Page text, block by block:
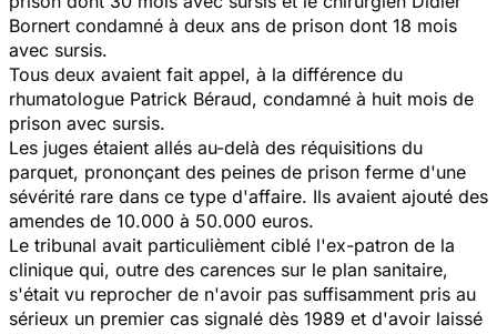
Bornert condamné à deux ans de prison dont 18 mois
avec sursis.
Tous deux avaient fait appel, à la différence du
rhumatologue Patrick Béraud, condamné à huit mois de
prison avec sursis.
Les juges étaient allés au-delà des réquisitions du
parquet, prononçant des peines de prison ferme d'une
sévérité rare dans ce type d'affaire. Ils avaient ajouté des
amendes de 10.000 à 50.000 euros.
Le tribunal avait particulièment ciblé l'ex-patron de la
clinique qui, outre des carences sur le plan sanitaire,
s'était vu reprocher de n'avoir pas suffisamment pris au
sérieux un premier cas signalé dès 1989 et d'avoir laissé